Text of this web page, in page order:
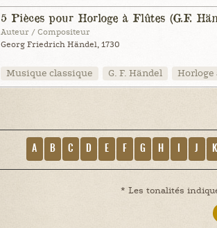
5 Pièces pour Horloge à Flûtes (G.F.
Auteur / Compositeur
Georg Friedrich Händel, 1730
Musique classique G. F. Händel Horloge
A B C D E F G H J K
* Les tonalités